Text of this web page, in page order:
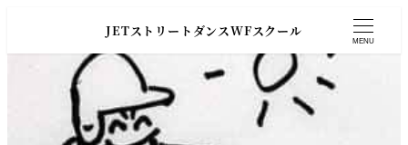
JETストリートダンスWFスクール
MENU